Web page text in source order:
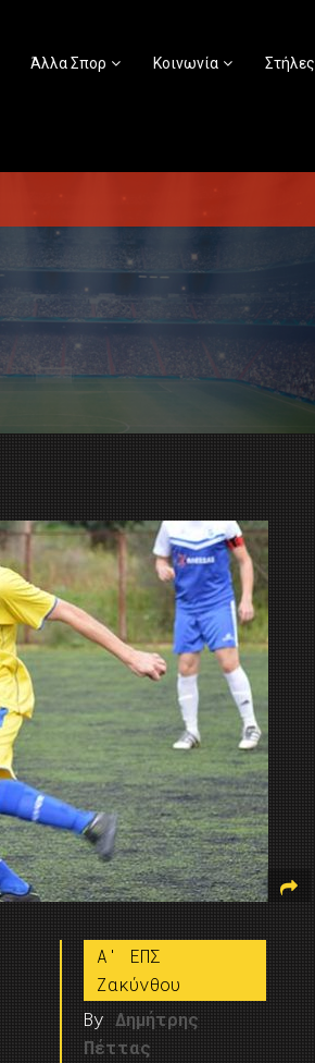
Άλλα Σπορ Κοινωνία Στήλες
A' ΕΠΣ
Ζακύνθου
By Δημήτρης
Πέττας